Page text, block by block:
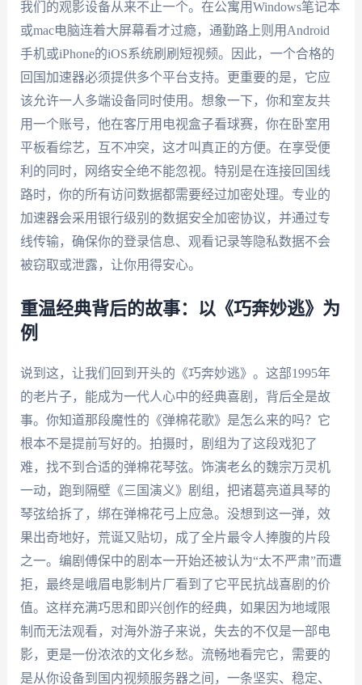
我们的观影设备从来不止一个。在公寓用Windows笔记本
或mac电脑连着大屏幕看才过瘾，通勤路上则用Android
手机或iPhone的iOS系统刷刷短视频。因此，一个合格的
回国加速器必须提供多个平台支持。更重要的是，它应
该允许一人多端设备同时使用。想象一下，你和室友共
用一个账号，他在客厅用电视盒子看球赛，你在卧室用
平板看综艺，互不冲突，这才叫真正的方便。在享受便
利的同时，网络安全绝不能忽视。特别是在连接回国线
路时，你的所有访问数据都需要经过加密处理。专业的
加速器会采用银行级别的数据安全加密协议，并通过专
线传输，确保你的登录信息、观看记录等隐私数据不会
被窃取或泄露，让你用得安心。
重温经典背后的故事：以《巧奔妙逃》为
例
说到这，让我们回到开头的《巧奔妙逃》。这部1995年
的老片子，能成为一代人心中的经典喜剧，背后全是故
事。你知道那段魔性的《弹棉花歌》是怎么来的吗？它
根本不是提前写好的。拍摄时，剧组为了这段戏犯了
难，找不到合适的弹棉花琴弦。饰演老幺的魏宗万灵机
一动，跑到隔壁《三国演义》剧组，把诸葛亮道具琴的
琴弦给拆了，绑在弹棉花弓上应急。没想到这一弹，效
果出奇地好，荒诞又贴切，成了全片最令人捧腹的片段
之一。编剧傅保中的剧本一开始还被认为“太不严肃”而遭
拒，最终是峨眉电影制片厂看到了它平民抗战喜剧的价
值。这样充满巧思和即兴创作的经典，如果因为地域限
制而无法观看，对海外游子来说，失去的不仅是一部电
影，更是一份浓浓的文化乡愁。流畅地看完它，需要的
是从你设备到国内视频服务器之间，一条坚实、稳定、